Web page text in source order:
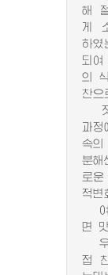
해
게
하였
되
의
찬으
젓
과
속
분해
로
적변
여
면
우
접